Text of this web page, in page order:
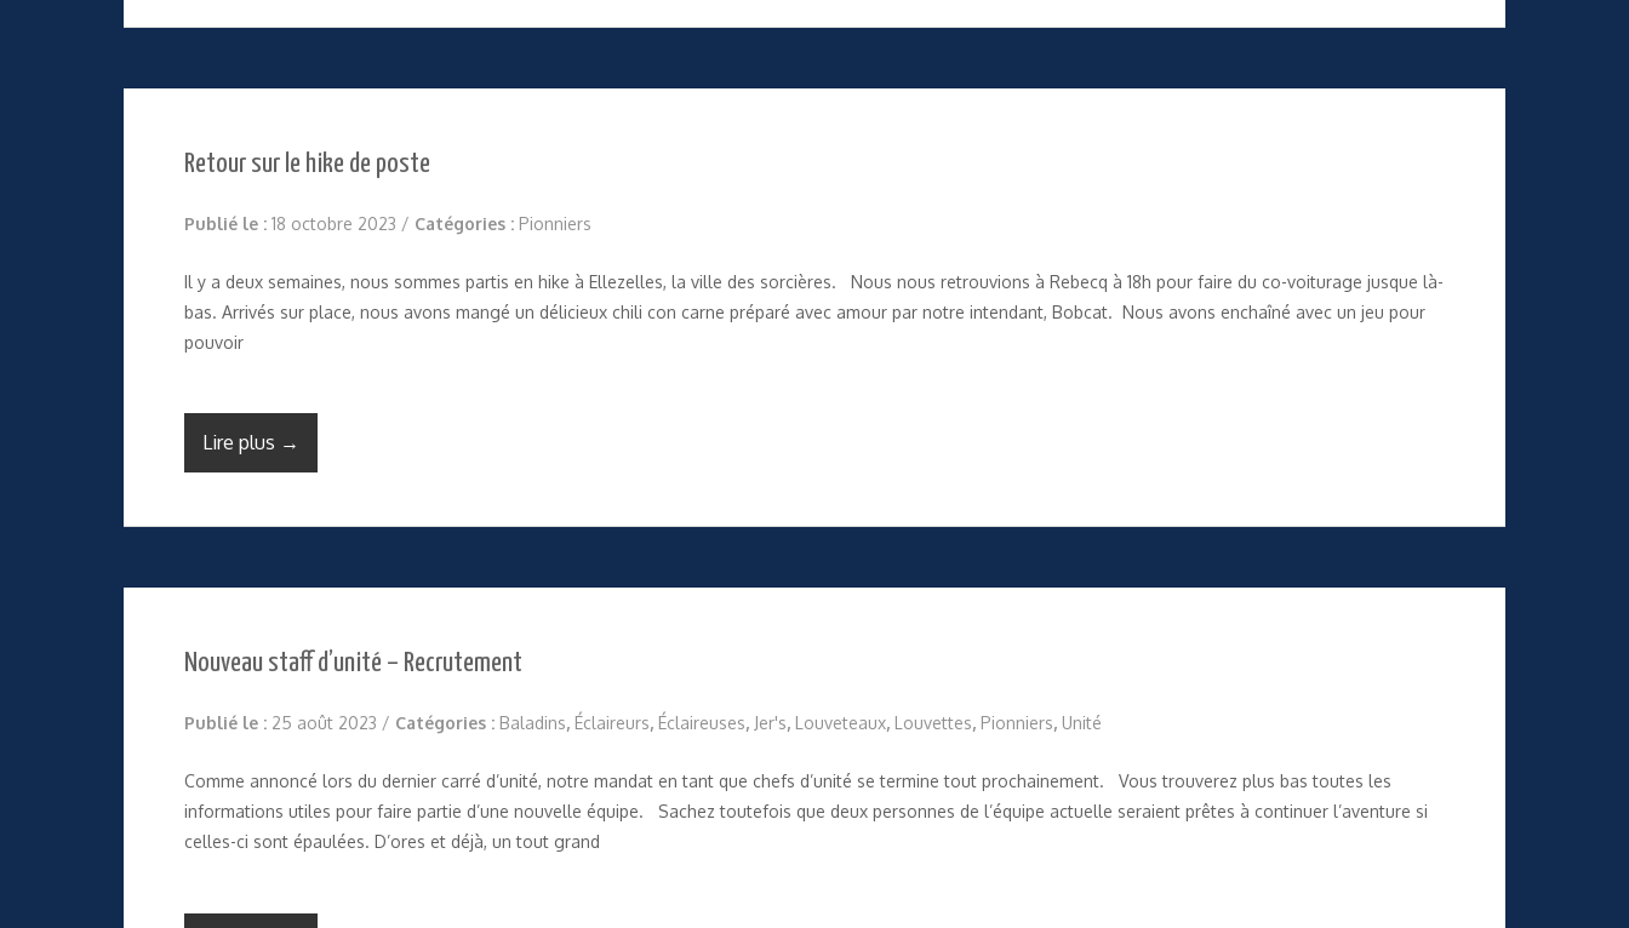
Retour sur le hike de poste
Publié le : 18 octobre 2023 / Catégories : Pionniers
Il y a deux semaines, nous sommes partis en hike à Ellezelles, la ville des sorcières. Nous nous retrouvions à Rebecq à 18h pour faire du co-voiturage jusque là-
bas. Arrivés sur place, nous avons mangé un délicieux chili con carne préparé avec amour par notre intendant, Bobcat. Nous avons enchaîné avec un jeu pour
pouvoir
Lire plus →
Nouveau staff d’unité – Recrutement
Publié le : 25 août 2023 / Catégories : Baladins, Éclaireurs, Éclaireuses, Jer's, Louveteaux, Louvettes, Pionniers, Unité
Comme annoncé lors du dernier carré d’unité, notre mandat en tant que chefs d’unité se termine tout prochainement. Vous trouverez plus bas toutes les
informations utiles pour faire partie d’une nouvelle équipe. Sachez toutefois que deux personnes de l’équipe actuelle seraient prêtes à continuer l’aventure si
celles-ci sont épaulées. D’ores et déjà, un tout grand